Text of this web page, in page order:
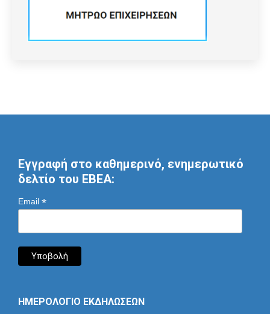
Εγγραφή στο καθημερινό, ενημερωτικό
δελτίο του ΕΒΕΑ:
Email *
ΗΜΕΡΟΛΟΓΙΟ ΕΚΔΗΛΩΣΕΩΝ